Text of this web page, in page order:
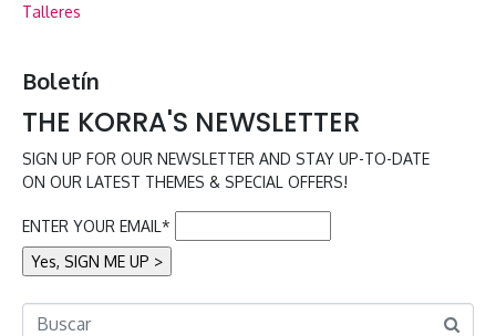
Talleres
Boletín
THE KORRA'S NEWSLETTER
SIGN UP FOR OUR NEWSLETTER AND STAY UP-TO-DATE
ON OUR LATEST THEMES & SPECIAL OFFERS!
ENTER YOUR EMAIL*